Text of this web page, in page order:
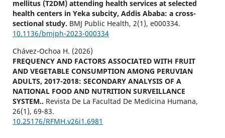
mellitus (T2DM) attending health services at selected
health centers in Yeka subcity, Addis Ababa: a cross-
sectional study. BMJ Public Health, 2(1), e000334.
10.1136/bmjph-2023-000334
Chávez-Ochoa H. (2026)
FREQUENCY AND FACTORS ASSOCIATED WITH FRUIT
AND VEGETABLE CONSUMPTION AMONG PERUVIAN
ADULTS, 2017-2018: SECONDARY ANALYSIS OF A
NATIONAL FOOD AND NUTRITION SURVEILLANCE
SYSTEM.. Revista De La Facultad De Medicina Humana,
26(1), 69-83.
10.25176/RFMH.v26i1.6981